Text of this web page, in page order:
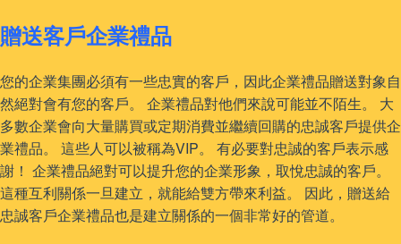
贈送客戶企業禮品
您的企業集團必須有一些忠實的客戶，因此企業禮品贈送對象自
然絕對會有您的客戶。 企業禮品對他們來說可能並不陌生。 大
多數企業會向大量購買或定期消費並繼續回購的忠誠客戶提供企
業禮品。 這些人可以被稱為VIP。 有必要對忠誠的客戶表示感
謝！ 企業禮品絕對可以提升您的企業形象，取悅忠誠的客戶。
這種互利關係一旦建立，就能給雙方帶來利益。 因此，贈送給
忠誠客戶企業禮品也是建立關係的一個非常好的管道。